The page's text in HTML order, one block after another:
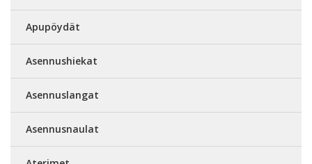
Apupöydät
Asennushiekat
Asennuslangat
Asennusnaulat